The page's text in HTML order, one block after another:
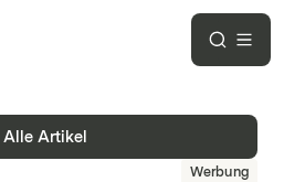
Alle Artikel
Werbung